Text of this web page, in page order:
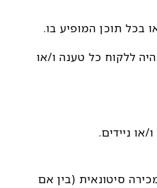
ללקוח כל טענה ו/או
סיטונאית (בין אם